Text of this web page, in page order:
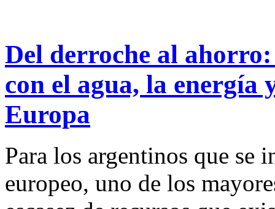
Del derroche al
con el agua, la energía
Europa
Para los argentinos que se
europeo, uno de los